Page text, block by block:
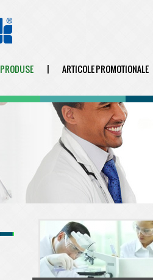
PRODUSE | ARTICOLE PROMOTIONALE